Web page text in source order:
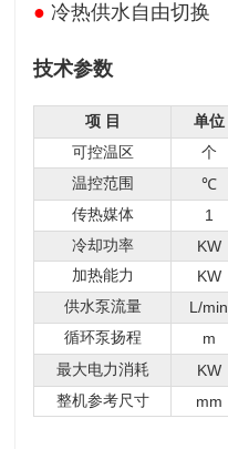
●冷热供水自由切换
技术参数
项 目 单位
可控温区
个
温控范围
℃
传热媒体
1
冷却功率
KW
加热能力
KW
供水泵流量
L/min
循环泵扬程
m
最大电力消耗
KW
整机参考尺寸
mm